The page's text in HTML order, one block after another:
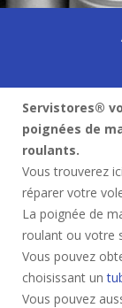
Servistores®
poignées de
roulants.
Vous trouverez
réparer votre
La poignée de
roulant ou votre
Vous pouvez
choisissant un
Vous pouvez